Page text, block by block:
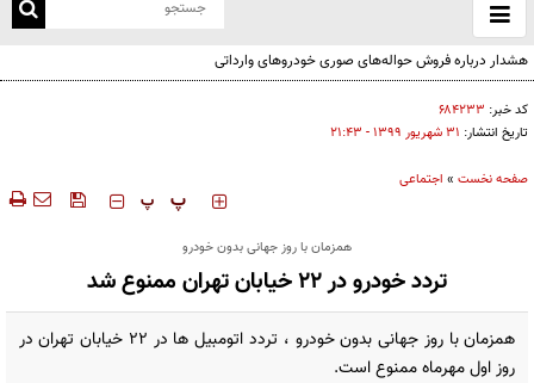
باز
و
هشدار درباره فروش حواله‌های صوری خودروهای وارداتی
کد خبر: ۶۸۴۲۳۳
تاریخ انتشار: ۳۱ شهريور ۱۳۹۹ - ۲۱:۴۳
صفحه نخست » اجتماعی
‍‍‍ پ پ
همزمان با روز جهانی بدون خودرو
تردد خودرو در 22 خیابان تهران ممنوع شد
همزمان با روز جهانی بدون خودرو ، تردد اتومبیل ها در 22 خیابان تهران در
روز اول مهرماه ممنوع است.